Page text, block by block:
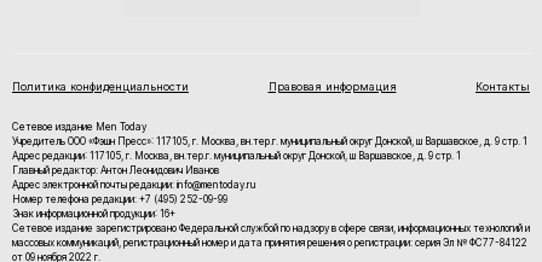
Политика конфиденциальности Правовая информация Контакты
Сетевое издание Men Today
Учредитель ООО «Фэшн Пресс»: 117105, г. Москва, вн.тер.г. муниципальный округ Донской, ш Варшавское, д. 9 стр. 1
Адрес редакции: 117105, г. Москва, вн.тер.г. муниципальный округ Донской, ш Варшавское, д. 9 стр. 1
Главный редактор: Антон Леонидович Иванов
Адрес электронной почты редакции: info@mentoday.ru
Номер телефона редакции: +7 (495) 252-09-99
Знак информационной продукции: 16+
Cетевое издание зарегистрировано Федеральной службой по надзору в сфере связи, информационных технологий и
массовых коммуникаций, регистрационный номер и дата принятия решения о регистрации: серия Эл № ФС77-84122
от 09 ноября 2022 г.